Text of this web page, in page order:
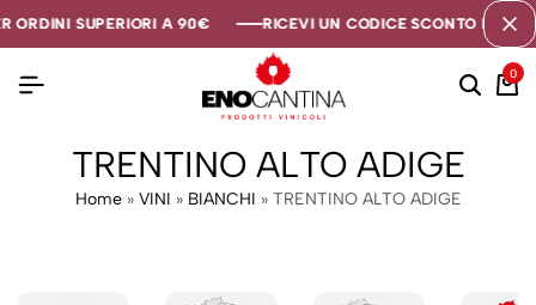
ORDINI SUPERIORI A 90€ RICEVI UN CODICE SCONTO DI 5€
ORDINI SUPERIORI A 90€ RICEVI UN CODICE SCONTO DI 5€
ORDINI SUPERIORI A 90€ RICEVI UN CODICE SCONTO DI 5€
0
TRENTINO ALTO ADIGE
Home» VINI » BIANCHI » TRENTINO ALTO ADIGE